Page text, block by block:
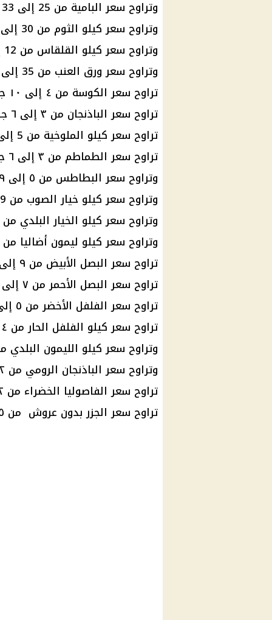
وتراوح سعر البامية من 25 إلى 33 جنيهًا.
وتراوح سعر كيلو الثوم من 30 إلى 60 جنيهًا.
وتراوح سعر كيلو القلقاس من 12 إلى 15 جنيهًا.
وتراوح سعر ورق العنب من 35 إلى 45 جنيهًا.
تراوح سعر الكوسة من ٤ إلى ١٠ جنيهات للكيلو.
تراوح سعر الباذنجان من ٣ إلى ٦ جنيهات للكيلو.
تراوح سعر كيلو الملوخية من 5 إلى 7 جنيهات.
تراوح سعر الطماطم من ٣ إلى ٦ جنيهات للكيلو.
وتراوح سعر البطاطس من ٥ إلى ٩ جنيهات للكيلو.
وتراوح سعر كيلو خيار الصوب من 9 إلى 11 جنيهًا.
وتراوح سعر كيلو الخيار البلدي من 5 إلى 8 جنيهات.
وتراوح سعر كيلو ليمون أضاليا من 7 إلى 17 جنيهًا.
تراوح سعر البصل الأبيض من ٩ إلى ١٣ جنيهًا للكيلو.
تراوح سعر البصل الأحمر من ٧ إلى ٩ جنيهات للكيلو.
تراوح سعر الفلفل الأخضر من ٥ إلى ٦ جنيهات للكيلو.
تراوح سعر كيلو الفلفل الحار من ٤ إلى ٧ جنيهات للكيلو.
وتراوح سعر كيلو الليمون البلدي من 10 إلى 30
وتراوح سعر الباذنجان الرومي من ٢ إلى ٤ جنيهات للكيلو.
تراوح سعر الفاصوليا الخضراء من ١٢ إلى ١٨ جنيهًا للكيلو.
تراوح سعر الجزر بدون عروش من ٣.٥ إلى ٥ جنيهات للكيلو.